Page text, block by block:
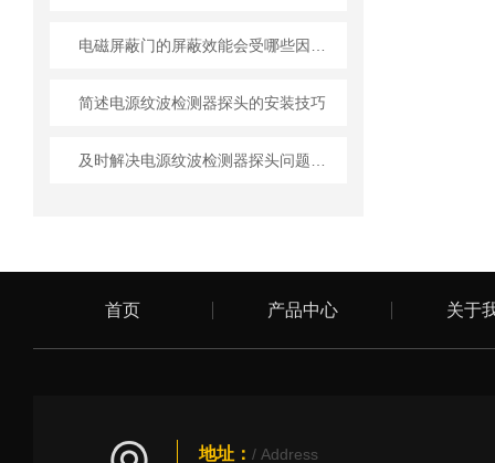
简述电源纹波检测器探头的安装技巧
首页 产品中心 关于
地址： / Address